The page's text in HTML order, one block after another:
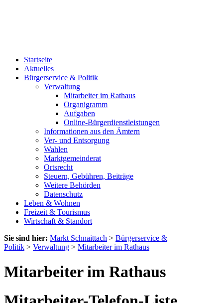
Startseite
Aktuelles
Bürgerservice & Politik
Verwaltung
Mitarbeiter im Rathaus
Organigramm
Aufgaben
Online-Bürgerdienstleistungen
Informationen aus den Ämtern
Ver- und Entsorgung
Wahlen
Marktgemeinderat
Ortsrecht
Steuern, Gebühren, Beiträge
Weitere Behörden
Datenschutz
Leben & Wohnen
Freizeit & Tourismus
Wirtschaft & Standort
Sie sind hier: Markt Schnaittach > Bürgerservice &
Politik > Verwaltung > Mitarbeiter im Rathaus
Mitarbeiter im Rathaus